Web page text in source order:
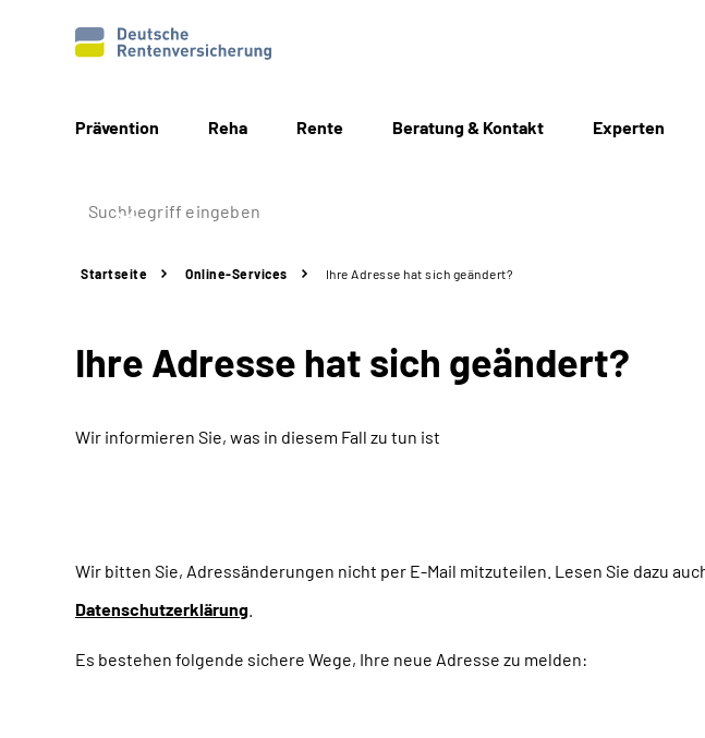
Prävention Reha Rente Beratung & Kontakt Experten
Startseite Online-Services Ihre Adresse hat sich geändert?
Ihre Adresse hat sich geändert?
Wir informieren Sie, was in diesem Fall zu tun ist
Wir bitten Sie, Adressänderungen nicht per E-Mail mitzuteilen. Lesen Sie dazu
Datenschutzerklärung
Es bestehen folgende sichere Wege, Ihre neue Adresse zu melden: